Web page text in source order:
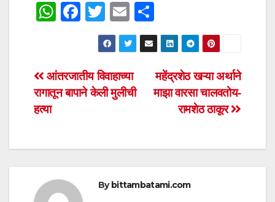
W
s
A
F
e
b
k
T
wi
tt
er
E
m
ail
h
ar
e
Post
navigation
महेंद्रशेठ खऱ्या अर्थाने
माझा वारसा चालवतोय-
रामशेठ ठाकूर
आंतरजातीय विवाहाच्या
रागातून बापाने केली मुलीची
हत्या
By bittambatami.com